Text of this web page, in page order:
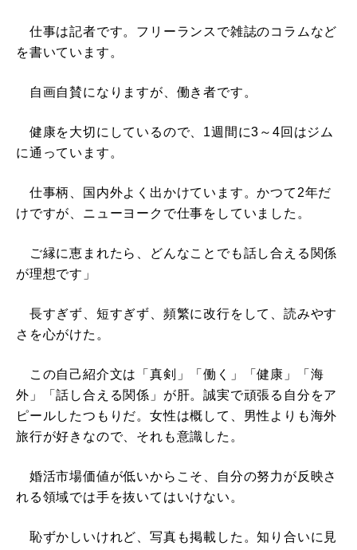
仕事は記者です。フリーランスで雑誌のコラムなど
を書いています。
自画自賛になりますが、働き者です。
健康を大切にしているので、1週間に3～4回はジム
に通っています。
仕事柄、国内外よく出かけています。かつて2年だ
けですが、ニューヨークで仕事をしていました。
ご縁に恵まれたら、どんなことでも話し合える関係
が理想です」
長すぎず、短すぎず、頻繁に改行をして、読みやす
さを心がけた。
この自己紹介文は「真剣」「働く」「健康」「海
外」「話し合える関係」が肝。誠実で頑張る自分をア
ピールしたつもりだ。女性は概して、男性よりも海外
旅行が好きなので、それも意識した。
婚活市場価値が低いからこそ、自分の努力が反映さ
れる領域では手を抜いてはいけない。
恥ずかしいけれど、写真も掲載した。知り合いに見